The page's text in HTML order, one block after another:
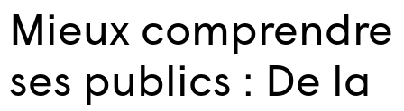
Mieux comprendre
ses publics : De la